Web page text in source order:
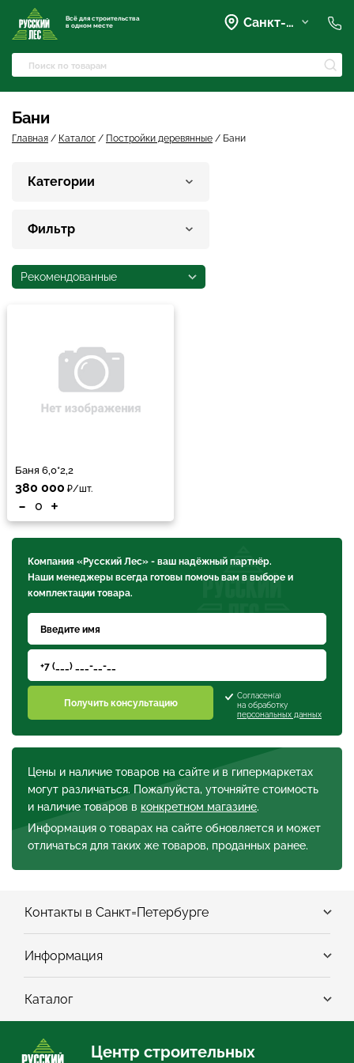
Всё для строительства
в одном месте
Санкт-Петербург
+7 (903) 684-62-00
Бани
Главная / Каталог / Постройки деревянные / Бани
Категории
Фильтр
Рекомендованные
Баня 6,0*2,2
380 000 ₽/шт.
- +
Цены и наличие товаров на сайте и в гипермаркетах
могут различаться. Пожалуйста, уточняйте стоимость
и наличие товаров в конкретном магазине.
Информация о товарах на сайте обновляется и может
отличаться для таких же товаров, проданных ранее.
Компания «Русский Лес» - ваш надёжный партнёр.
Наши менеджеры всегда готовы помочь вам в выборе и
комплектации товара.
Получить консультацию
Согласен(а)
на обработку
персональных данных
Контакты в Санкт=Петербурге
Информация
Каталог
Центр строительных